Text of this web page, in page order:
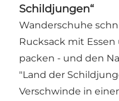
Schildjungen“
Wanderschuhe
Rucksack mit
packen - und den
"Land der
Verschwinde in